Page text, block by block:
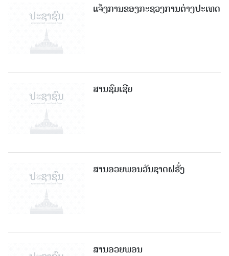
ແຈ້ງການຂອງກະຊວງການຕ່າງປະເທດ
ສານຊົມເຊີຍ
ສານອວຍພອນວັນຊາດຝຣັ່ງ
ສານອວຍພອນ